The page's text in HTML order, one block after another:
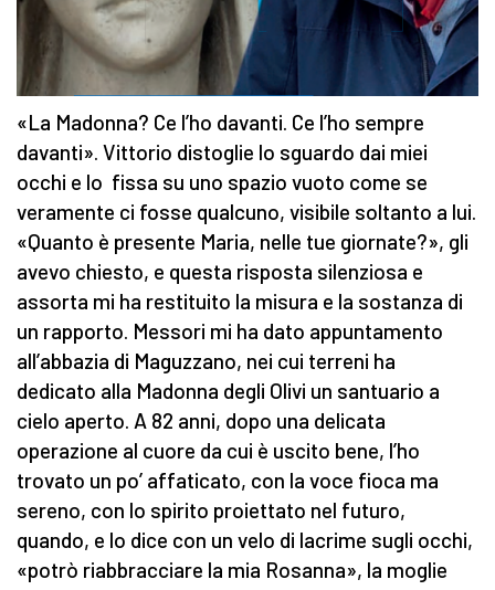
«La Madonna? Ce l’ho davanti. Ce l’ho sempre
davanti». Vittorio distoglie lo sguardo dai miei
occhi e lo fissa su uno spazio vuoto come se
veramente ci fosse qualcuno, visibile soltanto a lui.
«Quanto è presente Maria, nelle tue giornate?», gli
avevo chiesto, e questa risposta silenziosa e
assorta mi ha restituito la misura e la sostanza di
un rapporto. Messori mi ha dato appuntamento
all’abbazia di Maguzzano, nei cui terreni ha
dedicato alla Madonna degli Olivi un santuario a
cielo aperto. A 82 anni, dopo una delicata
operazione al cuore da cui è uscito bene, l’ho
trovato un po’ affaticato, con la voce fioca ma
sereno, con lo spirito proiettato nel futuro,
quando, e lo dice con un velo di lacrime sugli occhi,
«potrò riabbracciare la mia Rosanna», la moglie